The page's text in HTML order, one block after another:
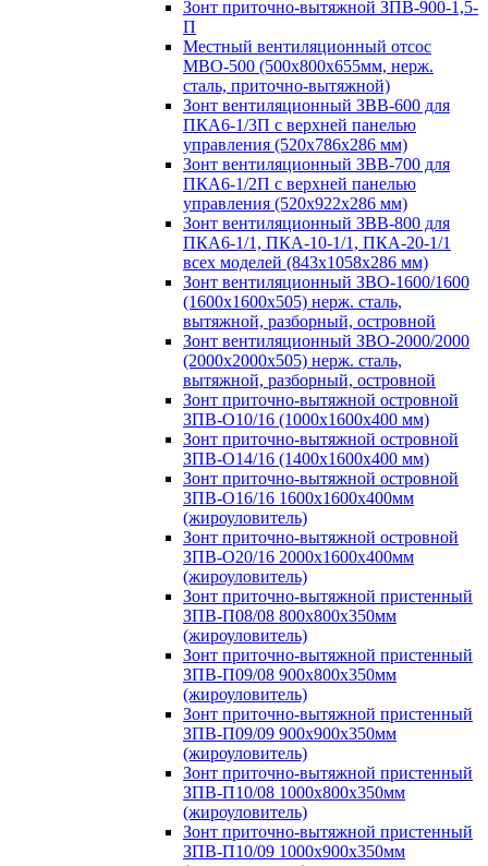
Зонт приточно-вытяжной ЗПВ-900-1,5-
П
Местный вентиляционный отсос
МВО-500 (500х800х655мм, нерж.
сталь, приточно-вытяжной)
Зонт вентиляционный ЗВВ-600 для
ПКА6-1/3П с верхней панелью
управления (520х786х286 мм)
Зонт вентиляционный ЗВВ-700 для
ПКА6-1/2П с верхней панелью
управления (520х922х286 мм)
Зонт вентиляционный ЗВВ-800 для
ПКА6-1/1, ПКА-10-1/1, ПКА-20-1/1
всех моделей (843х1058х286 мм)
Зонт вентиляционный ЗВО-1600/1600
(1600х1600х505) нерж. сталь,
вытяжной, разборный, островной
Зонт вентиляционный ЗВО-2000/2000
(2000х2000х505) нерж. сталь,
вытяжной, разборный, островной
Зонт приточно-вытяжной островной
ЗПВ-О10/16 (1000х1600х400 мм)
Зонт приточно-вытяжной островной
ЗПВ-О14/16 (1400х1600х400 мм)
Зонт приточно-вытяжной островной
ЗПВ-О16/16 1600х1600х400мм
(жироуловитель)
Зонт приточно-вытяжной островной
ЗПВ-О20/16 2000х1600х400мм
(жироуловитель)
Зонт приточно-вытяжной пристенный
ЗПВ-П08/08 800х800х350мм
(жироуловитель)
Зонт приточно-вытяжной пристенный
ЗПВ-П09/08 900х800х350мм
(жироуловитель)
Зонт приточно-вытяжной пристенный
ЗПВ-П09/09 900х900х350мм
(жироуловитель)
Зонт приточно-вытяжной пристенный
ЗПВ-П10/08 1000х800х350мм
(жироуловитель)
Зонт приточно-вытяжной пристенный
ЗПВ-П10/09 1000х900х350мм